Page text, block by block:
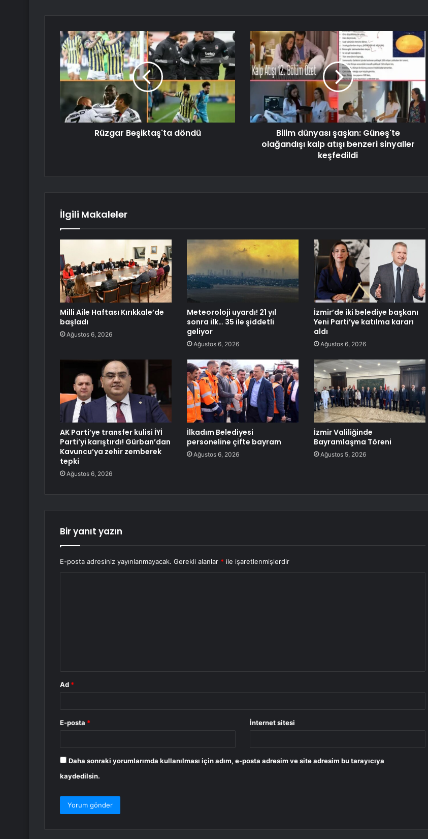
Rüzgar Beşiktaş'ta döndü
Bilim dünyası şaşkın: Güneş'te
olağandışı kalp atışı benzeri sinyaller
keşfedildi
İlgili Makaleler
Milli Aile Haftası Kırıkkale’de
başladı
Ağustos 6, 2026
Meteoroloji uyardı! 21 yıl
sonra ilk… 35 ile şiddetli
geliyor
Ağustos 6, 2026
İzmir’de iki belediye başkanı
Yeni Parti’ye katılma kararı
aldı
Ağustos 6, 2026
AK Parti’ye transfer kulisi İYİ
Parti’yi karıştırdı! Gürban’dan
Kavuncu’ya zehir zemberek
tepki
Ağustos 6, 2026
İlkadım Belediyesi
personeline çifte bayram
Ağustos 6, 2026
İzmir Valiliğinde
Bayramlaşma Töreni
Ağustos 5, 2026
Bir yanıt yazın
E-posta adresiniz yayınlanmayacak. Gerekli alanlar * ile işaretlenmişlerdir
Ad *
E-posta * İnternet sitesi
Daha sonraki yorumlarımda kullanılması için adım, e-posta adresim ve site adresim bu tarayıcıya
kaydedilsin.